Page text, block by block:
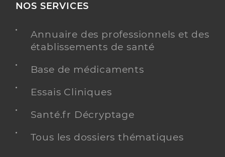
NOS SERVICES
Annuaire des professionnels et des
établissements de santé
Base de médicaments
Essais Cliniques
Santé.fr Décryptage
Tous les dossiers thématiques